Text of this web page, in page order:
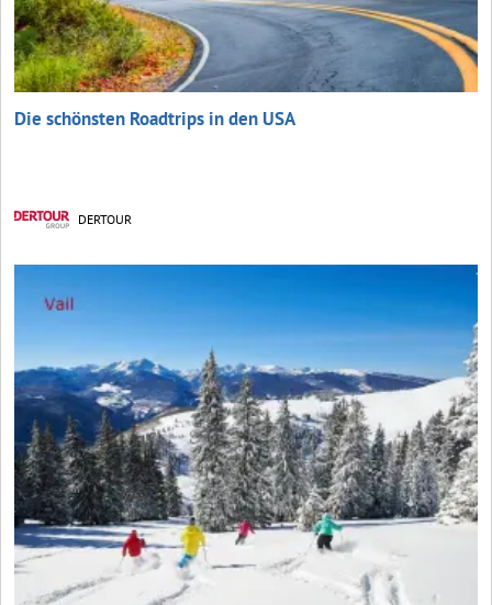
Die schönsten Roadtrips in den USA
DERTOUR